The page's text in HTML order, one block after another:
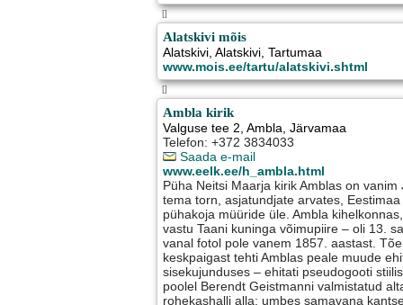
[]
Alatskivi mõis
Alatskivi,Alatskivi, Tartumaa
www.mois.ee/tartu/alatskivi.shtml
[]
Ambla kirik
Valguse tee 2,Ambla, Järvamaa
Telefon: +372 3834033
Saada e-mail
www.eelk.ee/h_ambla.html
Püha Neitsi Maarja kirik Amblas on
tema torn, asjatundjate arvates,
pühakoja müüride üle. Ambla
vastu Taani kuninga võimupiire – oli 13.
vanal fotol pole vanem 1857. aastast.
keskpaigast tehti Amblas peale muude
sisekujunduses – ehitati pseudogooti
poolel Berendt Geistmanni valmistatud
rohekashalli alla; umbes samavana